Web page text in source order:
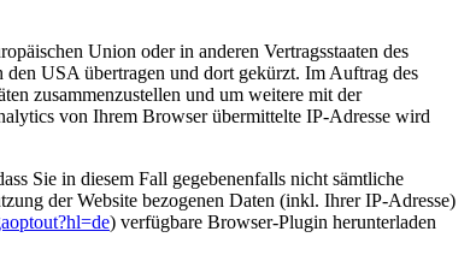
Union oder in anderen Vertragsstaaten des
USA übertragen und dort gekürzt. Im Auftrag des
zusammenzustellen und um weitere mit der
von Ihrem Browser übermittelte IP-Adresse wird
Sie in diesem Fall gegebenenfalls nicht sämtliche
der Website bezogenen Daten (inkl. Ihrer IP-Adresse)
) verfügbare Browser-Plugin herunterladen